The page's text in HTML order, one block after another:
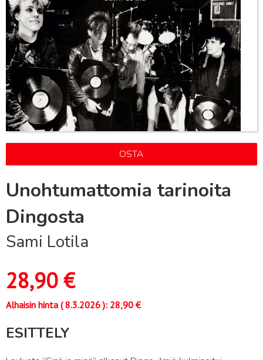
OSTA
Unohtumattomia tarinoita
Dingosta
Sami Lotila
28,90€
Alhaisin hinta (8.3.2026): 28,90 €
ESITTELY